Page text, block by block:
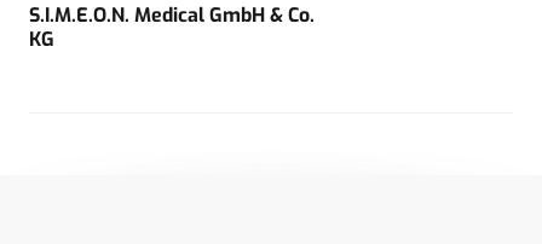
S.I.M.E.O.N. Medical GmbH & Co.
KG